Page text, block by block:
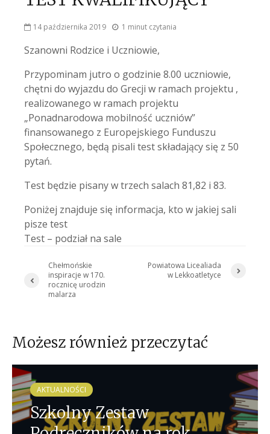
14 października 2019 1 minut czytania
Szanowni Rodzice i Uczniowie,
Przypominam jutro o godzinie 8.00 uczniowie,
chętni do wyjazdu do Grecji w ramach projektu ,
realizowanego w ramach projektu
„Ponadnarodowa mobilność uczniów”
finansowanego z Europejskiego Funduszu
Społecznego, będą pisali test składający się z 50
pytań.
Test będzie pisany w trzech salach 81,82 i 83.
Poniżej znajduje się informacja, kto w jakiej sali
pisze test
Test – podział na sale
Chełmońskie
inspiracje w 170.
rocznicę urodzin
malarza
Powiatowa Licealiada
w Lekkoatletyce
Możesz również przeczytać
AKTUALNOŚCI
Szkolny Zestaw